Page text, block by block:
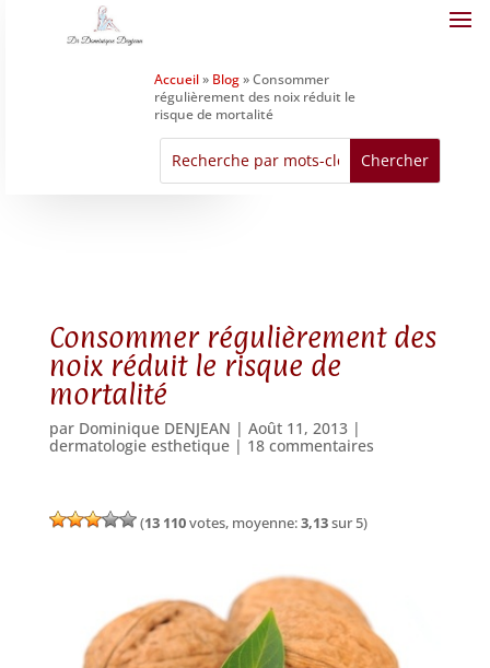
Accueil» Blog»Consommer
régulièrement des noix réduit le
risque de mortalité
Consommer régulièrement des
noix réduit le risque de
mortalité
par Dominique DENJEAN | Août 11, 2013|
dermatologie esthetique| 18 commentaires
(13 110votes, moyenne:3,13sur 5)